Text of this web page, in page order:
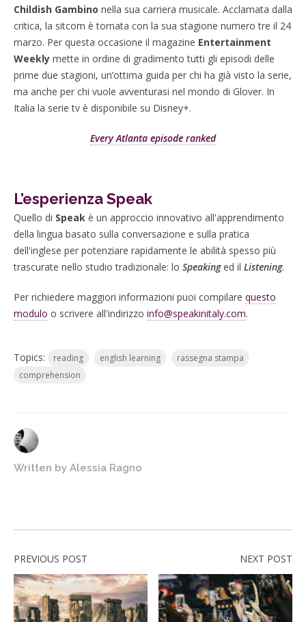
Childish Gambino nella sua carriera musicale. Acclamata dalla
critica, la sitcom è tornata con la sua stagione numero tre il 24
marzo. Per questa occasione il magazine Entertainment
Weekly mette in ordine di gradimento tutti gli episodi delle
prime due stagioni, un’ottima guida per chi ha già visto la serie,
ma anche per chi vuole avventurasi nel mondo di Glover. In
Italia la serie tv è disponibile su Disney+.
Every Atlanta episode ranked
L’esperienza Speak
Quello di Speak è un approccio innovativo all'apprendimento
della lingua basato sulla conversazione e sulla pratica
dell'inglese per potenziare rapidamente le abilità spesso più
trascurate nello studio tradizionale: lo Speakinged il Listening.
Per richiedere maggiori informazioni puoi compilare questo
modulo o scrivere all'indirizzo info@speakinitaly.com.
Topics: reading english learning
rassegna stampa
comprehension
Written by Alessia Ragno
PREVIOUS POST NEXT POST